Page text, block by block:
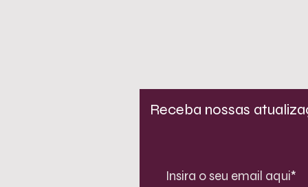
Receba nossas